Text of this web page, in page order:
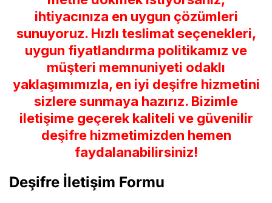
ihtiyacınıza en uygun çözümleri
sunuyoruz. Hızlı teslimat seçenekleri,
uygun fiyatlandırma politikamız ve
müşteri memnuniyeti odaklı
yaklaşımımızla, en iyi deşifre hizmetini
sizlere sunmaya hazırız. Bizimle
iletişime geçerek kaliteli ve güvenilir
deşifre hizmetimizden hemen
faydalanabilirsiniz!
Deşifre İletişim Formu